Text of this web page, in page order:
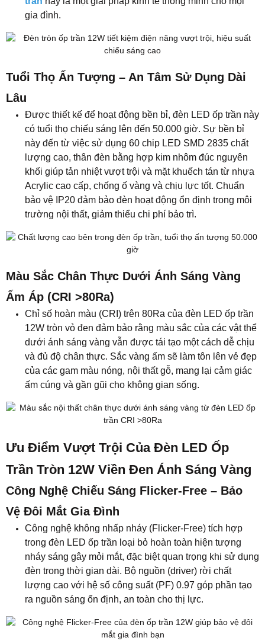
gia đình.
Tuổi Thọ Ấn Tượng – An Tâm Sử Dụng Dài
Lâu
Được thiết kế để hoạt động bền bỉ, đèn LED ốp trần này
có tuổi thọ chiếu sáng lên đến 50.000 giờ. Sự bền bỉ
này đến từ việc sử dụng 60 chip LED SMD 2835 chất
lượng cao, thân đèn bằng hợp kim nhôm đúc nguyên
khối giúp tản nhiệt vượt trội và mặt khuếch tán từ nhựa
Acrylic cao cấp, chống ố vàng và chịu lực tốt. Chuẩn
bảo vệ IP20 đảm bảo đèn hoạt động ổn định trong môi
trường nội thất, giảm thiểu chi phí bảo trì.
Màu Sắc Chân Thực Dưới Ánh Sáng Vàng
Ấm Áp (CRI >80Ra)
Chỉ số hoàn màu (CRI) trên 80Ra của đèn LED ốp trần
12W tròn vỏ đen đảm bảo rằng màu sắc của các vật thể
dưới ánh sáng vàng vẫn được tái tạo một cách dễ chịu
và đủ độ chân thực. Sắc vàng ấm sẽ làm tôn lên vẻ đẹp
của các gam màu nóng, nội thất gỗ, mang lại cảm giác
ấm cúng và gần gũi cho không gian sống.
Ưu Điểm Vượt Trội Của Đèn LED Ốp
Trần Tròn 12W Viền Đen Ánh Sáng Vàng
Công Nghệ Chiếu Sáng Flicker-Free – Bảo
Vệ Đôi Mắt Gia Đình
Công nghệ không nhấp nháy (Flicker-Free) tích hợp
trong đèn LED ốp trần loại bỏ hoàn toàn hiện tượng
nháy sáng gây mỏi mắt, đặc biệt quan trọng khi sử dụng
đèn trong thời gian dài. Bộ nguồn (driver) rời chất
lượng cao với hệ số công suất (PF) 0.97 góp phần tạo
ra nguồn sáng ổn định, an toàn cho thị lực.